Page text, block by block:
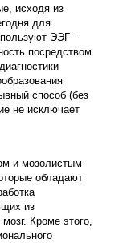
исходя из
для
ЭЭГ –
посредством
способ (без
не исключает
и мозолистым
обладают
из
Кроме этого,